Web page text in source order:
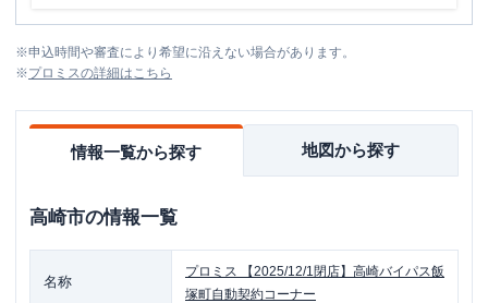
※申込時間や審査により希望に沿えない場合があります。
※プロミスの詳細はこちら
情報一覧から探す 地図から探す
高崎市の情報一覧
名称
プロミス
【2025/12/1閉店】高崎バイパス飯
塚町自動契約コーナー